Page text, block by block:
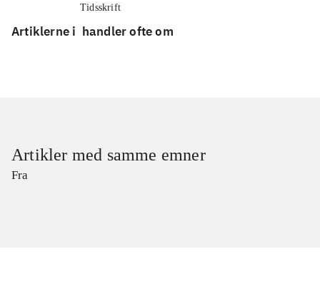
Tidsskrift
Artiklerne i handler ofte om
Artikler med samme emner
Fra